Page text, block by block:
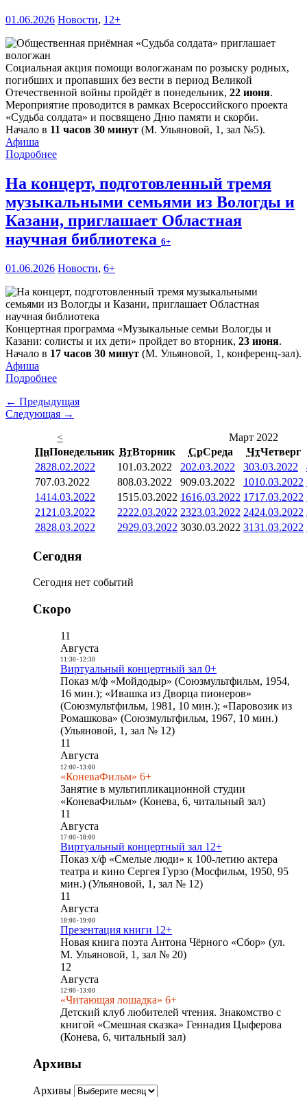
01.06.2026 Новости, 12+
Социальная акция помощи вологжанам по розыску родных,
погибших и пропавших без вести в период Великой
Отечественной войны пройдёт в понедельник, 22 июня.
Мероприятие проводится в рамках Всероссийского проекта
«Судьба солдата» и посвящено Дню памяти и скорби.
Начало в 11 часов 30 минут (М. Ульяновой, 1, зал №5).
Афиша
Подробнее
На концерт, подготовленный тремя
музыкальными семьями из Вологды и
Казани, приглашает Областная
научная библиотека 6+
01.06.2026 Новости, 6+
Концертная программа «Музыкальные семьи Вологды и
Казани: солисты и их дети» пройдет во вторник, 23 июня.
Начало в 17 часов 30 минут (М. Ульяновой, 1, конференц-зал).
Афиша
Подробнее
← Предыдущая
Следующая →
<
Март 2022
ПнПонедельник ВтВторник СрСреда ЧтЧетверг
2828.02.2022 101.03.2022 202.03.2022 303.03.2022
707.03.2022 808.03.2022 909.03.2022 1010.03.2022
1414.03.2022 1515.03.2022 1616.03.2022 1717.03.2022
21 21.03.2022 2222.03.2022 2323.03.2022 2424.03.2022
2828.03.2022 2929.03.2022 3030.03.2022 3131.03.2022
Сегодня
Сегодня нет событий
Скоро
11
Августа
11:30- 12:30
Виртуальный концертный зал 0+
Показ м/ф «Мойдодыр» (Союзмультфильм, 1954,
16 мин.); «Ивашка из Дворца пионеров»
(Союзмультфильм, 1981, 10 мин.); «Паровозик из
Ромашкова» (Союзмультфильм, 1967, 10 мин.)
(Ульяновой, 1, зал № 12)
11
Августа
12:00- 13:00
«КоневаФильм» 6+
Занятие в мультипликационной студии
«КоневаФильм» (Конева, 6, читальный зал)
11
Августа
17:00- 18:00
Виртуальный концертный зал 12+
Показ х/ф «Смелые люди» к 100-летию актера
театра и кино Сергея Гурзо (Мосфильм, 1950, 95
мин.) (Ульяновой, 1, зал № 12)
11
Августа
18:00- 19:00
Презентация книги 12+
Новая книга поэта Антона Чёрного «Сбор» (ул.
М. Ульяновой, 1, зал № 20)
12
Августа
12:00- 13:00
«Читающая лошадка» 6+
Детский клуб любителей чтения. Знакомство с
книгой «Смешная сказка» Геннадия Цыферова
(Конева, 6, читальный зал)
Архивы
Архивы